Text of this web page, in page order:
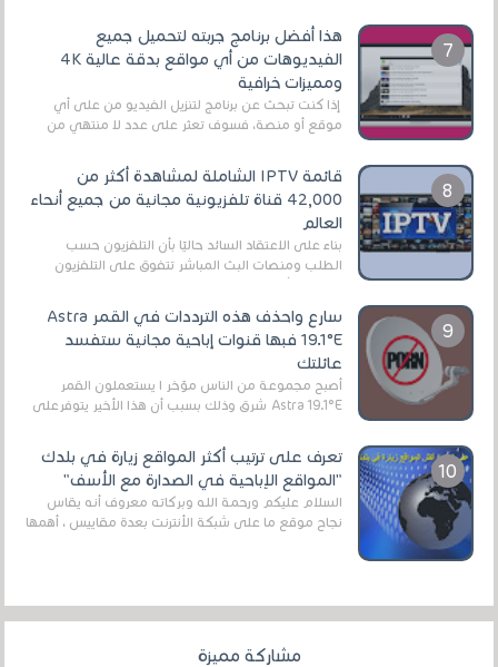
هذا أفضل برنامج جربته لتحميل جميع
الفيديوهات من أي مواقع بدقة عالية 4K
ومميزات خرافية
إذا كنت تبحث عن برنامج لتنزيل الفيديو من على أي
موقع أو منصة، فسوف تعثر على عدد لا منتهي من
قائمة IPTV الشاملة لمشاهدة أكثر من
42,000 قناة تلفزيونية مجانية من جميع أنحاء
العالم
بناءً على الاعتقاد السائد حاليًا بأن التلفزيون حسب
الطلب ومنصات البث المباشر تتفوق على التلفزيون
الرقمي الأرضي التقليدي، يُعدّ IPTV-org خيار...
سارع واحذف هذه الترددات في القمر Astra
19.1°E فبها قنوات إباحية مجانية ستفسد
عائلتك
أصبح مجموعة من الناس مؤخر ا يستعملون القمر
Astra 19.1°E شرق وذلك بسبب أن هذا الأخير يتوفرعلى
تعرف على ترتيب أكثر المواقع زيارة في بلدك
"المواقع الإباحية في الصدارة مع الأسف"
السلام عليكم ورحمة الله وبركاته معروف أنه يقاس
نجاح موقع ما على شبكة الأنترنت بعدة مقاييس ، أهمها
مشاركة مميزة